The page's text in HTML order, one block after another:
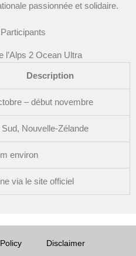
passionnée et solidaire.
l’Alps 2 Ocean Ultra
Description
– début novembre
Sud, Nouvelle-Zélande
environ
via le site officiel
Disclaimer